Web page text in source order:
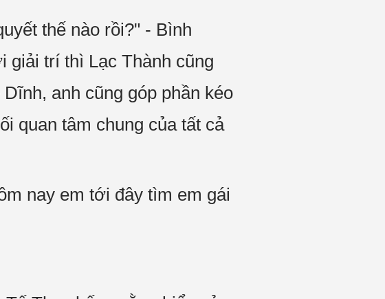
thế nào rồi?" - Bình
giải trí thì Lạc Thành cũng
anh cũng góp phần kéo
quan tâm chung của tất cả
nay em tới đây tìm em gái